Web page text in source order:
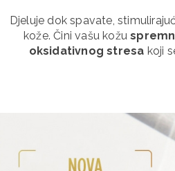
Djeluje dok spavate,
kože. Čini vašu kožu
oksidativnog stresa koji